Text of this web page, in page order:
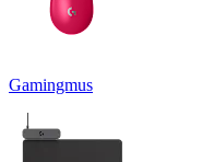
Gamingmus